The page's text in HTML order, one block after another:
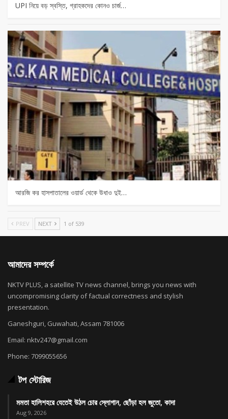
UPI নিয়ে বড় স্বস্তি, গ্রাহকদের কোনও চার্জ…
আরজি কর হাসপাতালের ওয়ার্ড থেকে উধাও দুই…
PREV NEXT 1 of 539
আমাদের সম্পর্কে
NKTV PLUS, a satellite TV news channel, brings you news with
uncompromising clarity of factual correctness and stylish
presentation.
Ganeshguri, Guwahati, Assam 781006
Email: nktv247@gmail.com
Phone: 7099055656
টপ স্টোরিজ
মমতা হালিশহরে যেতেই উঠল চোর স্লোগান, ছোঁড়া হল জুতো, কাদা
Aug 9, 2026